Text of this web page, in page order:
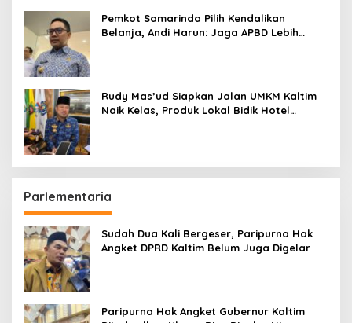
Pemkot Samarinda Pilih Kendalikan
Belanja, Andi Harun: Jaga APBD Lebih
Rudy Mas’ud Siapkan Jalan UMKM Kaltim
Naik Kelas, Produk Lokal Bidik Hotel
Parlementaria
Sudah Dua Kali Bergeser, Paripurna Hak
Angket DPRD Kaltim Belum Juga Digelar
Paripurna Hak Angket Gubernur Kaltim